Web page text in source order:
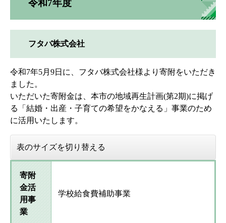
令和7年度
フタバ株式会社
令和7年5月9日に、フタバ株式会社様より寄附をいただき
ました。
いただいた寄附金は、本市の地域再生計画(第2期)に掲げ
る「結婚・出産・子育ての希望をかなえる」事業のため
に活用いたします。
表のサイズを切り替える
寄附
金活
用事
業
学校給食費補助事業